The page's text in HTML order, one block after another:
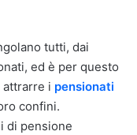
tutti, dai
ed è per questo
attrarre i pensionati
confini.
di pensione